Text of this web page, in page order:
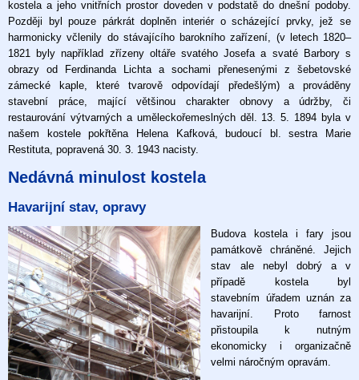
kostela a jeho vnitřních prostor doveden v podstatě do dnešní podoby.
Později byl pouze párkrát doplněn interiér o scházející prvky, jež se
harmonicky včlenily do stávajícího barokního zařízení, (v letech 1820–
1821 byly například zřízeny oltáře svatého Josefa a svaté Barbory s
obrazy od Ferdinanda Lichta a sochami přenesenými z šebetovské
zámecké kaple, které tvarově odpovídají předešlým) a prováděny
stavební práce, mající většinou charakter obnovy a údržby, či
restaurování výtvarných a uměleckořemeslných děl. 13. 5. 1894 byla v
našem kostele pokřtěna Helena Kafková, budoucí bl. sestra Marie
Restituta, popravená 30. 3. 1943 nacisty.
Nedávná minulost kostela
Havarijní stav, opravy
Budova kostela i fary jsou
památkově chráněné. Jejich
stav ale nebyl dobrý a v
případě kostela byl
stavebním úřadem uznán za
havarijní. Proto farnost
přistoupila k nutným
ekonomicky i organizačně
velmi náročným opravám.